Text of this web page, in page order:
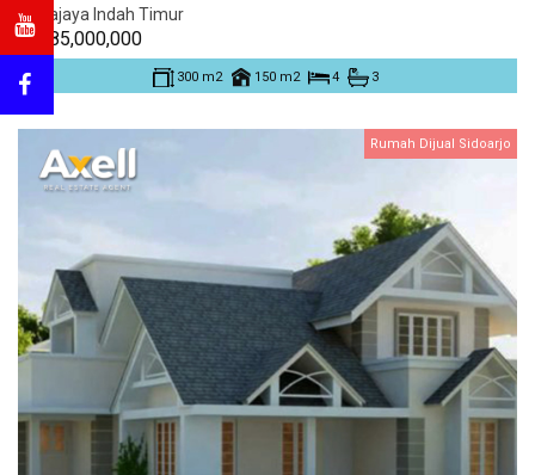
Kertajaya Indah Timur
Rp. 85,000,000
300 m2 150 m2 4 3
Rumah Dijual Sidoarjo